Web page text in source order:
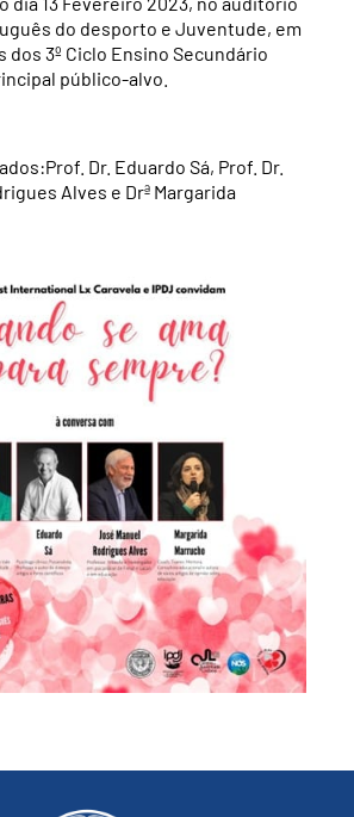
do desporto e Juventude, em
dos 3º Ciclo Ensino Secundário
público-alvo.
Dr. Eduardo Sá, Prof. Dr.
Alves e Drª Margarida